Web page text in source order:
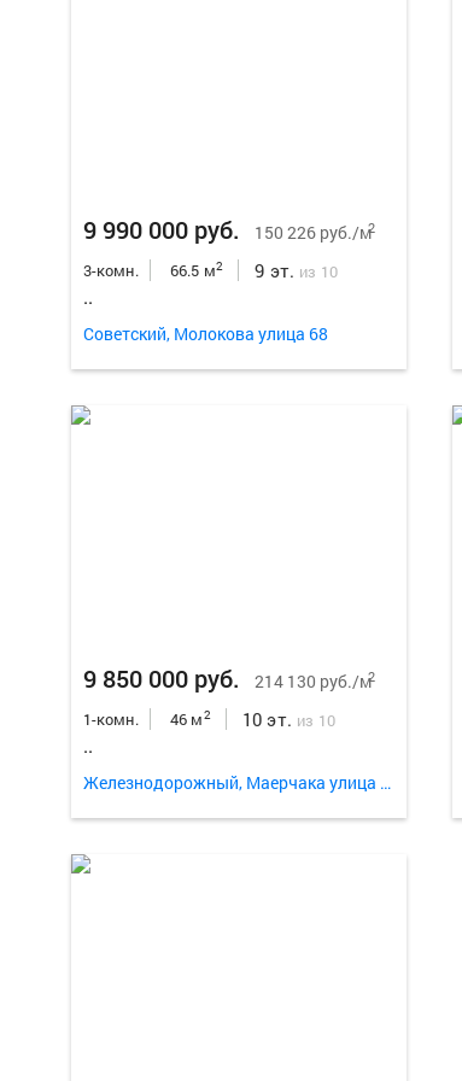
9 990 000 руб. 150 226 руб./м2
3-комн. 66.5 м2 9 эт. из 10
..
Советский, Молокова улица 68
9 850 000 руб. 214 130 руб./м2
1-комн. 46 м2 10 эт. из 10
..
Железнодорожный, Маерчака улица 33